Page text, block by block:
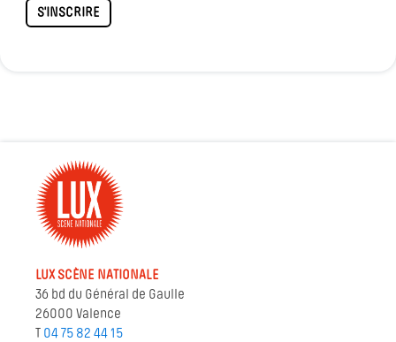
S'INSCRIRE
LUX SCÈNE NATIONALE
36 bd du Général de Gaulle
26000 Valence
T 04 75 82 44 15